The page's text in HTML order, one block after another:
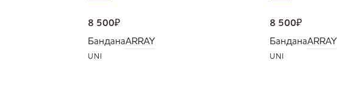
8 500₽
БанданаARRAY
UNI
8 500₽
БанданаARRAY
UNI